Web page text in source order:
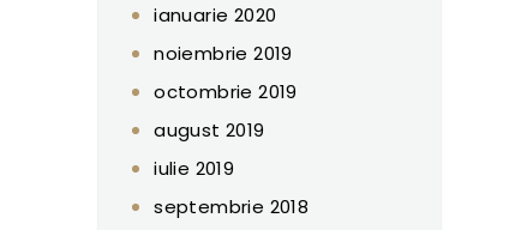
ianuarie 2020
noiembrie 2019
octombrie 2019
august 2019
iulie 2019
septembrie 2018